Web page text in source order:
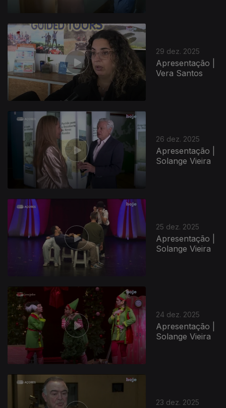
29 dez. 2025
Apresentação |
Vera Santos
26 dez. 2025
Apresentação |
Solange Vieira
25 dez. 2025
Apresentação |
Solange Vieira
24 dez. 2025
Apresentação |
Solange Vieira
23 dez. 2025